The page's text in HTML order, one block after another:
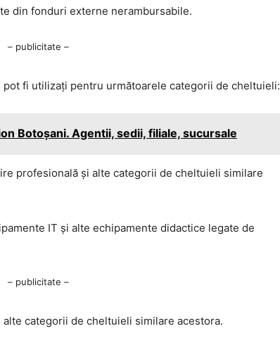
din fonduri externe nerambursabile.
– publicitate –
fi utilizați pentru următoarele categorii de cheltuieli:
Botoșani. Agentii, sedii, filiale, sucursale
profesională și alte categorii de cheltuieli similare
IT și alte echipamente didactice legate de
– publicitate –
categorii de cheltuieli similare acestora.